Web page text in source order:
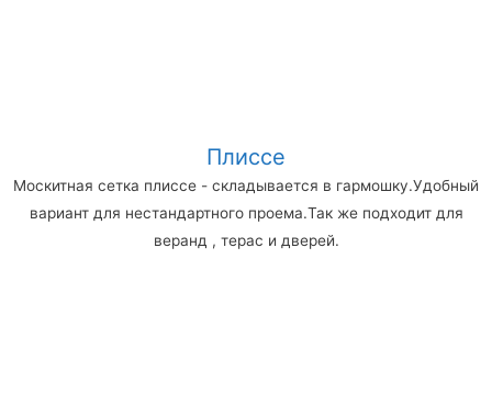
Плиссе
Москитная сетка плиссе - складывается в гармошку.Удобный
вариант для нестандартного проема.Так же подходит для
веранд , терас и дверей.